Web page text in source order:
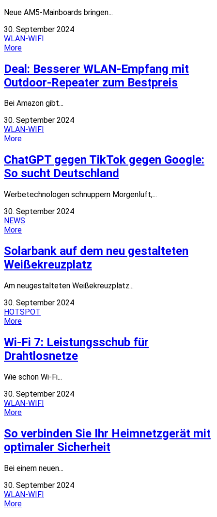
Neue AM5-Mainboards bringen...
30. September 2024
WLAN-WIFI
More
Deal: Besserer WLAN-Empfang mit
Outdoor-Repeater zum Bestpreis
Bei Amazon gibt...
30. September 2024
WLAN-WIFI
More
ChatGPT gegen TikTok gegen Google:
So sucht Deutschland
Werbetechnologen schnuppern Morgenluft,...
30. September 2024
NEWS
More
Solarbank auf dem neu gestalteten
Weißekreuzplatz
Am neugestalteten Weißekreuzplatz...
30. September 2024
HOTSPOT
More
Wi-Fi 7: Leistungsschub für
Drahtlosnetze
Wie schon Wi-Fi...
30. September 2024
WLAN-WIFI
More
So verbinden Sie Ihr Heimnetzgerät mit
optimaler Sicherheit
Bei einem neuen...
30. September 2024
WLAN-WIFI
More